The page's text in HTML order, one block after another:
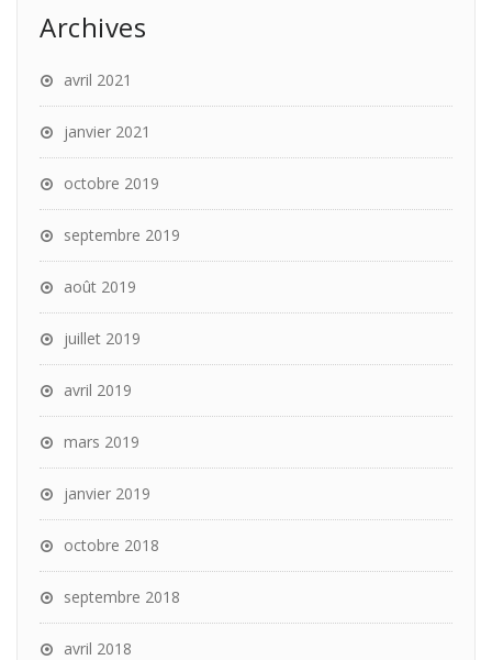
Archives
avril 2021
janvier 2021
octobre 2019
septembre 2019
août 2019
juillet 2019
avril 2019
mars 2019
janvier 2019
octobre 2018
septembre 2018
avril 2018